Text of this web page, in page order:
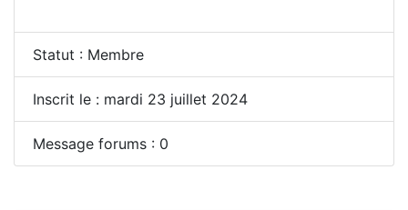
Statut : Membre
Inscrit le : mardi 23 juillet 2024
Message forums : 0